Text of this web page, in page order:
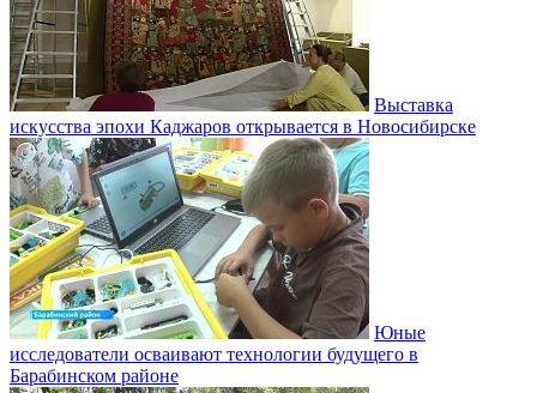
Выставка
искусства эпохи Каджаров открывается в Новосибирске
Юные
исследователи осваивают технологии будущего в
Барабинском районе